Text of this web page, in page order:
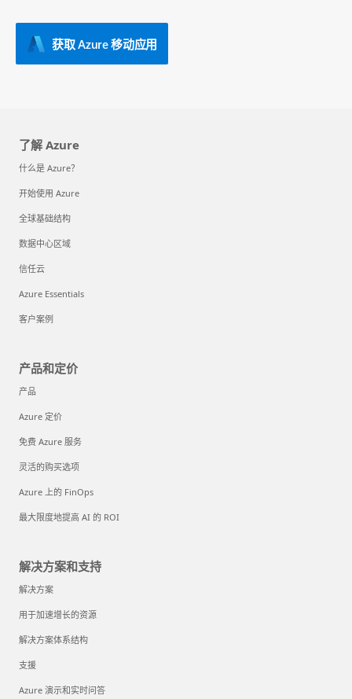
获取 Azure 移动应用
了解 Azure
什么是 Azure？
开始使用 Azure
全球基础结构
数据中心区域
信任云
Azure Essentials
客户案例
产品和定价
产品
Azure 定价
免费 Azure 服务
灵活的购买选项
Azure 上的 FinOps
最大限度地提高 AI 的 ROI
解决方案和支持
解决方案
用于加速增长的资源
解决方案体系结构
支援
Azure 演示和实时问答